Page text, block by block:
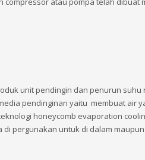
unit pendingin dan penurun
pendinginan yaitu membuat air
honeycomb evaporation
pergunakan untuk di dalam